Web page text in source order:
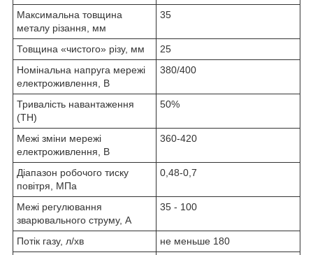
Максимальна товщина
металу різання, мм
35
Товщина «чистого» різу, мм
25
Номінальна напруга мережі
електроживлення, В
380/400
Тривалість навантаження
(ТН)
50%
Межі зміни мережі
електроживлення, В
360-420
Діапазон робочого тиску
повітря, МПа
0,48-0,7
Межі регулювання
зварювального струму, А
35 - 100
Потік газу, л/хв
не меньше 180